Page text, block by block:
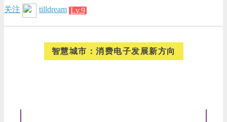
关注 tilldream Lv.9
智慧城市：消费电子发展新方向